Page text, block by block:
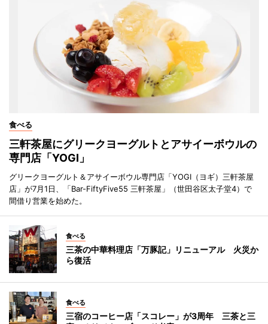
食べる
三軒茶屋にグリークヨーグルトとアサイーボウルの
専門店「YOGI」
グリークヨーグルト＆アサイーボウル専門店「YOGI（ヨギ）三軒茶屋
店」が7月1日、「Bar-FiftyFive55 三軒茶屋」（世田谷区太子堂4）で
間借り営業を始めた。
食べる
三茶の中華料理店「万豚記」リニューアル 火災か
ら復活
食べる
三宿のコーヒー店「スコレー」が3周年 三茶と三